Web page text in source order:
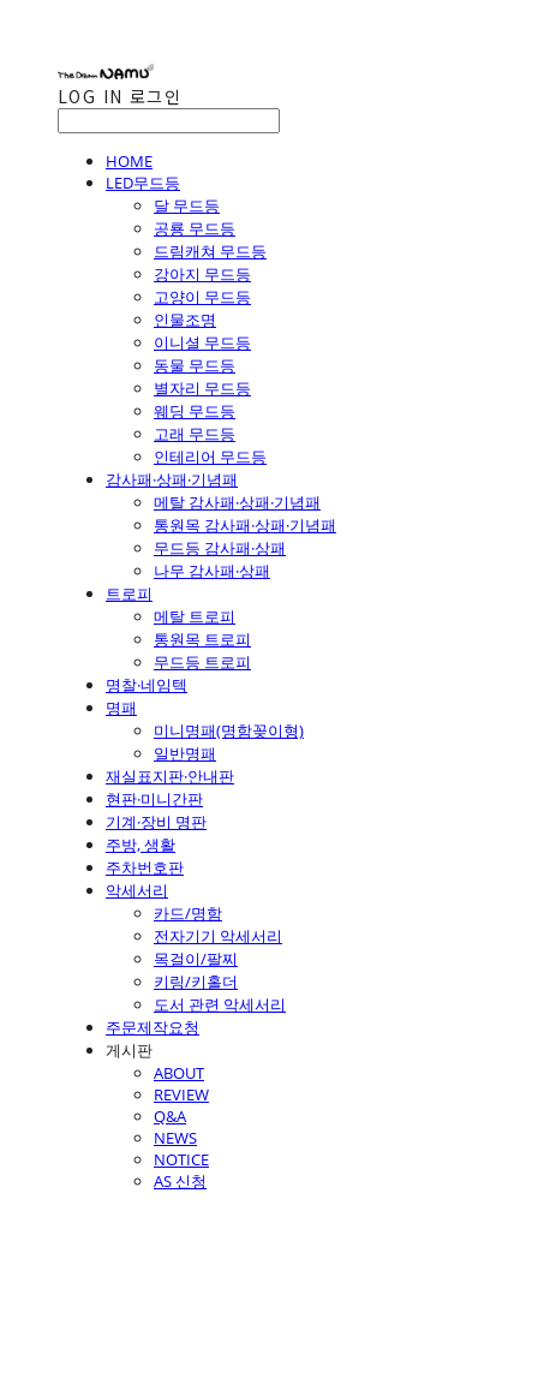
LOG IN 로그인
HOME
LED무드등
달 무드등
공룡 무드등
드림캐쳐 무드등
강아지 무드등
고양이 무드등
인물조명
이니셜 무드등
동물 무드등
별자리 무드등
웨딩 무드등
고래 무드등
인테리어 무드등
감사패·상패·기념패
메탈 감사패·상패·기념패
통원목 감사패·상패·기념패
무드등 감사패·상패
나무 감사패·상패
트로피
메탈 트로피
통원목 트로피
무드등 트로피
명찰·네임텍
명패
미니명패(명함꽂이형)
일반명패
재실표지판·안내판
현판·미니간판
기계·장비 명판
주방, 생활
주차번호판
악세서리
카드/명함
전자기기 악세서리
목걸이/팔찌
키링/키홀더
도서 관련 악세서리
주문제작요청
게시판
ABOUT
REVIEW
Q&A
NEWS
NOTICE
AS 신청